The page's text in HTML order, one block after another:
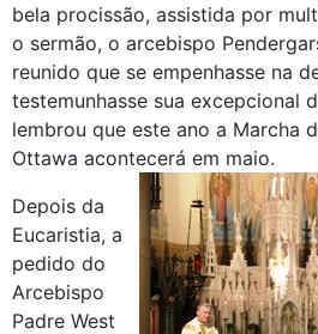
bela procissão, assistida por
o sermão, o arcebispo
reunido que se empenhasse na
testemunhasse sua excepcional
lembrou que este ano a Marcha
Ottawa acontecerá em maio.
Depois da
Eucaristia, a
pedido do
Arcebispo
Padre West